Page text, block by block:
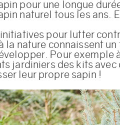
pour une longue
naturel tous les ans.
pour lutter
la nature connaissent
Pour exemple
jardiniers des kits avec
leur propre sapin !